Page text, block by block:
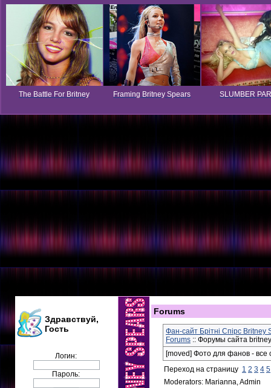
The Battle For Britney Framing Britney Spears SLUMBER
Здравствуй,
Гость
Логин:
Пароль:
Forums
Фан-сайт Брітні Спірс
Forums :: Форумы сайта
[moved] Фото для фанов - все
Переход на страницу 1 2 3 4 5
Moderators: Marianna, Admin